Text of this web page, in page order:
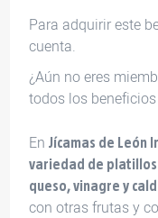
Para adquirir este
cuenta.
¿Aún no eres
todos los
EnJícamas de León
variedad de platillos
queso, vinagre y
con otras frutas y